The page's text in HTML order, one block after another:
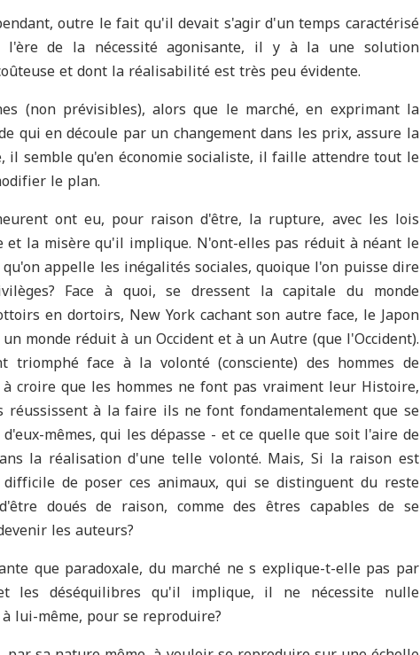
outre le fait qu'il devait s'agir d'un temps caractérisé
l'ère de la nécessité agonisante, il y à la une solution
et dont la réalisabilité est très peu évidente.
(non prévisibles), alors que le marché, en exprimant la
qui en découle par un changement dans les prix, assure la
il semble qu'en économie socialiste, il faille attendre tout le
le plan.
ont eu, pour raison d'être, la rupture, avec les lois
et la misère qu'il implique. N'ont-elles pas réduit à néant le
appelle les inégalités sociales, quoique l'on puisse dire
Face à quoi, se dressent la capitale du monde
en dortoirs, New York cachant son autre face, le Japon
monde réduit à un Occident et à un Autre (que l'Occident).
triomphé face à la volonté (consciente) des hommes de
croire que les hommes ne font pas vraiment leur Histoire,
réussissent à la faire ils ne font fondamentalement que se
mêmes, qui les dépasse - et ce quelle que soit l'aire de
la réalisation d'une telle volonté. Mais, Si la raison est
de poser ces animaux, qui se distinguent du reste
doués de raison, comme des êtres capables de se
les auteurs?
que paradoxale, du marché ne s explique-t-elle pas par
les déséquilibres qu'il implique, il ne nécessite nulle
lui-même, pour se reproduire?